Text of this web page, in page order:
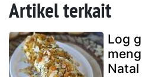
Artikel terkait
Log